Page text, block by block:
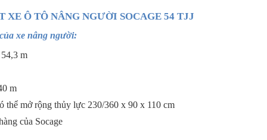
Ô TÔ NÂNG NGƯỜI SOCAGE 54 TJJ
xe nâng người:
m
m
thể mở rộng thủy lực 230/360 x 90 x 110 cm
của Socage